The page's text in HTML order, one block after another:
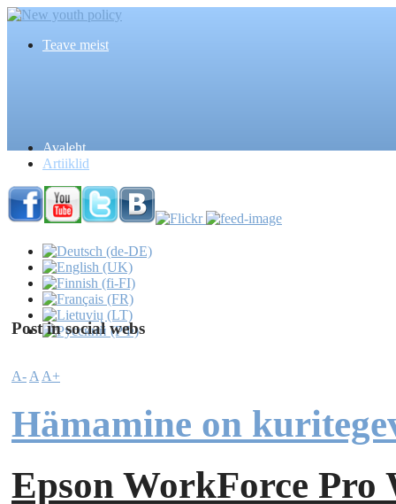
Teave meist
Avaleht
Artiiklid
Post in social webs
A-AA+
Hämamine on
Epson WorkForce Pro